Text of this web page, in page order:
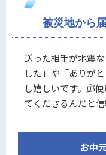
被災地から
送った相手が地震
した」や「ありが
し嬉しいです。郵
てくださるんだと
お中